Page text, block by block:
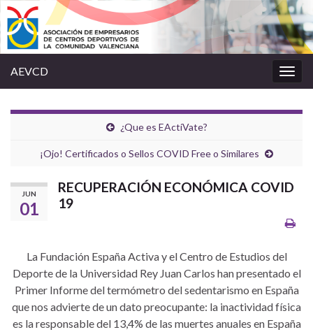
la
AEVCD
¿Que es EActíVate?
¡Ojo! Certificados o Sellos COVID Free o Similares
JUN
01
RECUPERACIÓN ECONÓMICA COVID
19
La Fundación España Activa y el Centro de Estudios del
Deporte de la Universidad Rey Juan Carlos han presentado el
Primer Informe del termómetro del sedentarismo en España
que nos advierte de un dato preocupante: la inactividad física
es la responsable del 13,4% de las muertes anuales en España